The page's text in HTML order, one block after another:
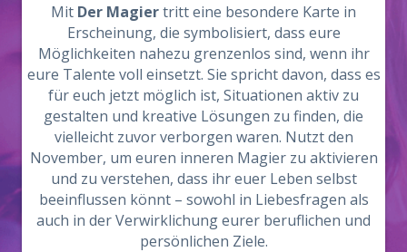
Mit Der Magiertritt eine besondere Karte in
Erscheinung, die symbolisiert, dass eure
Möglichkeiten nahezu grenzenlos sind, wenn ihr
eure Talente voll einsetzt. Sie spricht davon, dass es
für euch jetzt möglich ist, Situationen aktiv zu
gestalten und kreative Lösungen zu finden, die
vielleicht zuvor verborgen waren. Nutzt den
November, um euren inneren Magier zu aktivieren
und zu verstehen, dass ihr euer Leben selbst
beeinflussen könnt – sowohl in Liebesfragen als
auch in der Verwirklichung eurer beruflichen und
persönlichen Ziele.